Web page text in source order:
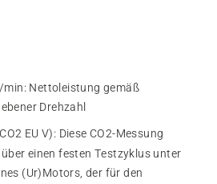
min: Nettoleistung gemäß
Drehzahl
EU V): Diese CO2-Messung
einen festen Testzyklus unter
(Ur)Motors, der für den